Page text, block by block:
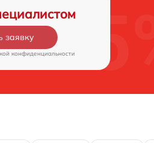
заявку
конфиденциальности